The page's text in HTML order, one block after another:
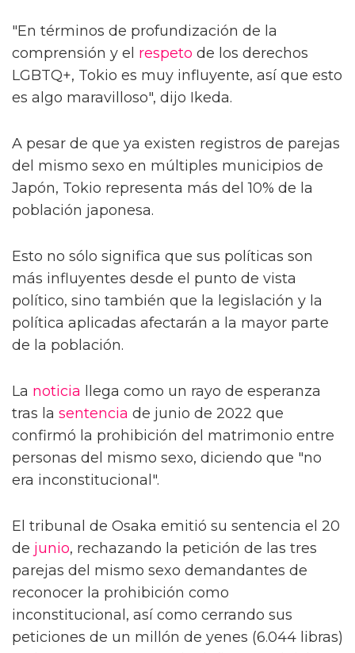
"En términos de profundización de la
comprensión y el respeto de los derechos
LGBTQ+, Tokio es muy influyente, así que esto
es algo maravilloso", dijo Ikeda.
A pesar de que ya existen registros de parejas
del mismo sexo en múltiples municipios de
Japón, Tokio representa más del 10% de la
población japonesa.
Esto no sólo significa que sus políticas son
más influyentes desde el punto de vista
político, sino también que la legislación y la
política aplicadas afectarán a la mayor parte
de la población.
La noticia llega como un rayo de esperanza
tras la sentencia de junio de 2022 que
confirmó la prohibición del matrimonio entre
personas del mismo sexo, diciendo que "no
era inconstitucional".
El tribunal de Osaka emitió su sentencia el 20
de junio, rechazando la petición de las tres
parejas del mismo sexo demandantes de
reconocer la prohibición como
inconstitucional, así como cerrando sus
peticiones de un millón de yenes (6.044 libras)